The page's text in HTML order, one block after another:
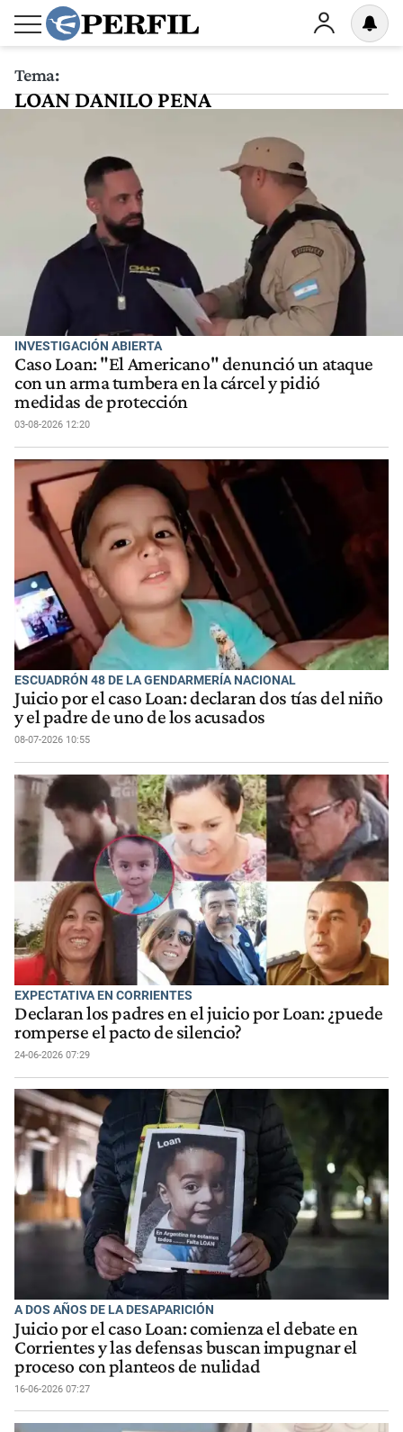
Tema:
LOAN DANILO PENA
INVESTIGACIÓN ABIERTA
Caso Loan: "El Americano" denunció un ataque
con un arma tumbera en la cárcel y pidió
medidas de protección
03-08-2026 12:20
ESCUADRÓN 48 DE LA GENDARMERÍA NACIONAL
Juicio por el caso Loan: declaran dos tías del niño
y el padre de uno de los acusados
08-07-2026 10:55
EXPECTATIVA EN CORRIENTES
Declaran los padres en el juicio por Loan: ¿puede
romperse el pacto de silencio?
24-06-2026 07:29
A DOS AÑOS DE LA DESAPARICIÓN
Juicio por el caso Loan: comienza el debate en
Corrientes y las defensas buscan impugnar el
proceso con planteos de nulidad
16-06-2026 07:27